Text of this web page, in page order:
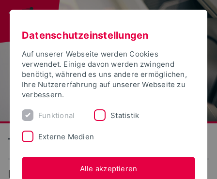
Technische Hochschule Ostwestfalen-Lippe
Gruenden
Datenschutzeinstellungen
Auf unserer Webseite werden Cookies
verwendet. Einige davon werden zwingend
benötigt, während es uns andere ermöglichen,
Ihre Nutzererfahrung auf unserer Webseite zu
verbessern.
Funktional Statistik
Externe Medien
Alle akzeptieren